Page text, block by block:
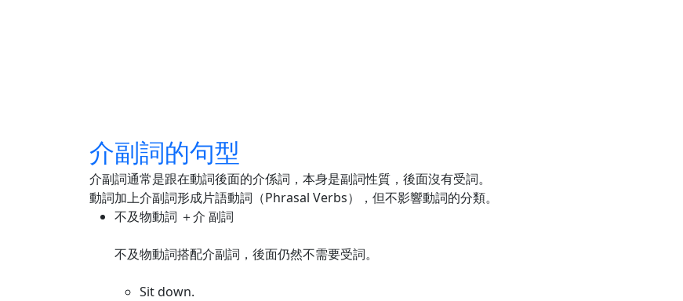
介副詞的句型
介副詞通常是跟在動詞後面的介係詞，本身是副詞性質，後面沒有受詞。
動詞加上介副詞形成片語動詞（Phrasal Verbs），但不影響動詞的分類。
不及物動詞 ＋介 副詞
不及物動詞搭配介副詞，後面仍然不需要受詞。
Sit down.